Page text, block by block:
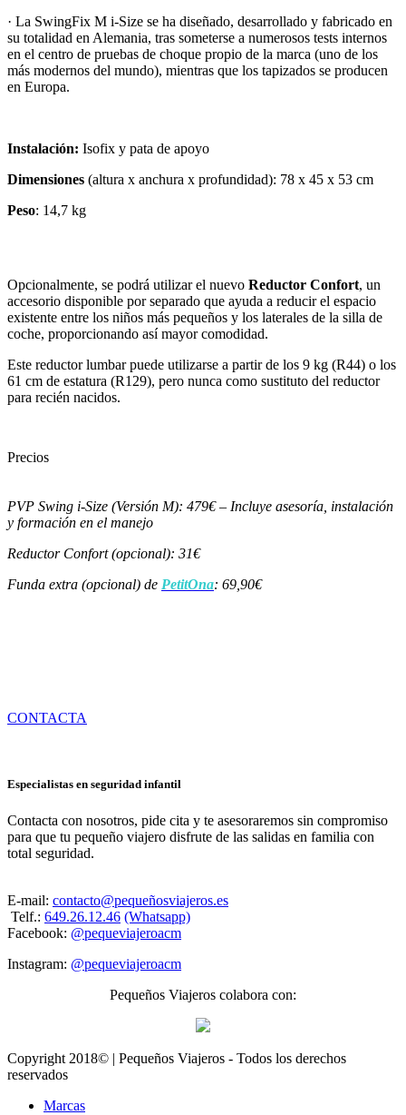
· La SwingFix M i-Size se ha diseñado, desarrollado y fabricado en
su totalidad en Alemania, tras someterse a numerosos tests internos
en el centro de pruebas de choque propio de la marca (uno de los
más modernos del mundo), mientras que los tapizados se producen
en Europa.
Instalación: Isofix y pata de apoyo
Dimensiones (altura x anchura x profundidad): 78 x 45 x 53 cm
Peso: 14,7 kg
Opcionalmente, se podrá utilizar el nuevo Reductor Confort, un
accesorio disponible por separado que ayuda a reducir el espacio
existente entre los niños más pequeños y los laterales de la silla de
coche, proporcionando así mayor comodidad.
Este reductor lumbar puede utilizarse a partir de los 9 kg (R44) o los
61 cm de estatura (R129), pero nunca como sustituto del reductor
para recién nacidos.
Precios
PVP Swing i-Size (Versión M): 479€ – Incluye asesorí­a, instalación
y formación en el manejo
Reductor Confort (opcional): 31€
Funda extra (opcional) de PetitOna: 69,90€
CONTACTA
Especialistas en seguridad infantil
Contacta con nosotros, pide cita y te asesoraremos sin compromiso
para que tu pequeño viajero disfrute de las salidas en familia con
total seguridad.
E-mail: contacto@pequeñosviajeros.es
Telf.: 649.26.12.46 (Whatsapp)
Facebook: @pequeviajeroacm
Instagram: @pequeviajeroacm
Pequeños Viajeros colabora con:
Copyright 2018© | Pequeños Viajeros - Todos los derechos
reservados
Marcas